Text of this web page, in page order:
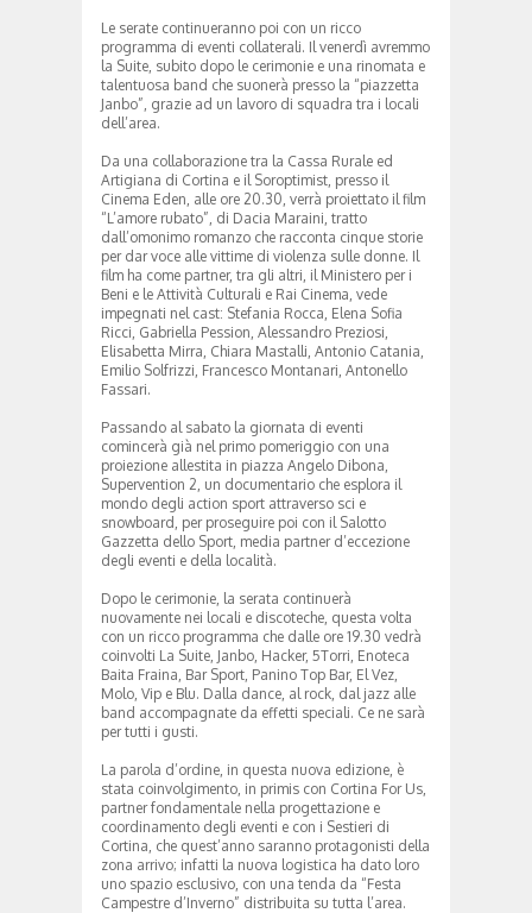
Le serate continueranno poi con un ricco
programma di eventi collaterali. Il venerdì avremmo
la Suite, subito dopo le cerimonie e una rinomata e
talentuosa band che suonerà presso la “piazzetta
Janbo”, grazie ad un lavoro di squadra tra i locali
dell’area.
Da una collaborazione tra la Cassa Rurale ed
Artigiana di Cortina e il Soroptimist, presso il
Cinema Eden, alle ore 20.30, verrà proiettato il film
“L’amore rubato”, di Dacia Maraini, tratto
dall’omonimo romanzo che racconta cinque storie
per dar voce alle vittime di violenza sulle donne. Il
film ha come partner, tra gli altri, il Ministero per i
Beni e le Attività Culturali e Rai Cinema, vede
impegnati nel cast: Stefania Rocca, Elena Sofia
Ricci, Gabriella Pession, Alessandro Preziosi,
Elisabetta Mirra, Chiara Mastalli, Antonio Catania,
Emilio Solfrizzi, Francesco Montanari, Antonello
Fassari.
Passando al sabato la giornata di eventi
comincerà già nel primo pomeriggio con una
proiezione allestita in piazza Angelo Dibona,
Supervention 2, un documentario che esplora il
mondo degli action sport attraverso sci e
snowboard, per proseguire poi con il Salotto
Gazzetta dello Sport, media partner d’eccezione
degli eventi e della località.
Dopo le cerimonie, la serata continuerà
nuovamente nei locali e discoteche, questa volta
con un ricco programma che dalle ore 19.30 vedrà
coinvolti La Suite, Janbo, Hacker, 5Torri, Enoteca
Baita Fraina, Bar Sport, Panino Top Bar, El Vez,
Molo, Vip e Blu. Dalla dance, al rock, dal jazz alle
band accompagnate da effetti speciali. Ce ne sarà
per tutti i gusti.
La parola d’ordine, in questa nuova edizione, è
stata coinvolgimento, in primis con Cortina For Us,
partner fondamentale nella progettazione e
coordinamento degli eventi e con i Sestieri di
Cortina, che quest’anno saranno protagonisti della
zona arrivo; infatti la nuova logistica ha dato loro
uno spazio esclusivo, con una tenda da “Festa
Campestre d’Inverno” distribuita su tutta l’area.